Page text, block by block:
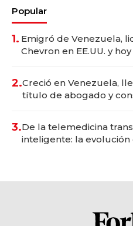
Popular
1. Emigró de Venezuela,
Chevron en EE.UU. y
2.Creció en Venezuela,
título de abogado y
3.De la telemedicina
inteligente: la